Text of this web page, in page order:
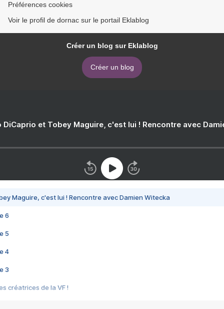
Préférences cookies
Voir le profil de dornac sur le portail Eklablog
Créer un blog sur Eklablog
Créer un blog
DiCaprio et Tobey Maguire, c'est lui ! Rencontre avec
Maguire, c'est lui ! Rencontre avec Damien Witecka
6
5
4
3
créatrices de la VF !